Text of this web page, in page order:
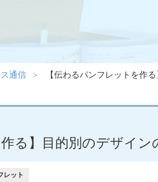
通信 【伝わるパンフレットを作
る】目的別のデザイン
レット